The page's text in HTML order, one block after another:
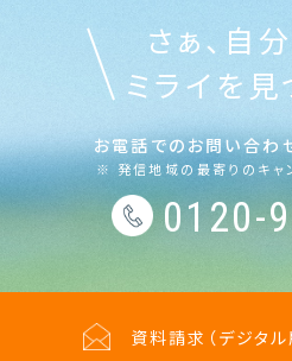
さぁ、自
ミライを見
お電話でのお問い合わ
※ 発信地域の最寄りのキャ
0120-
資料請求 （デジタ